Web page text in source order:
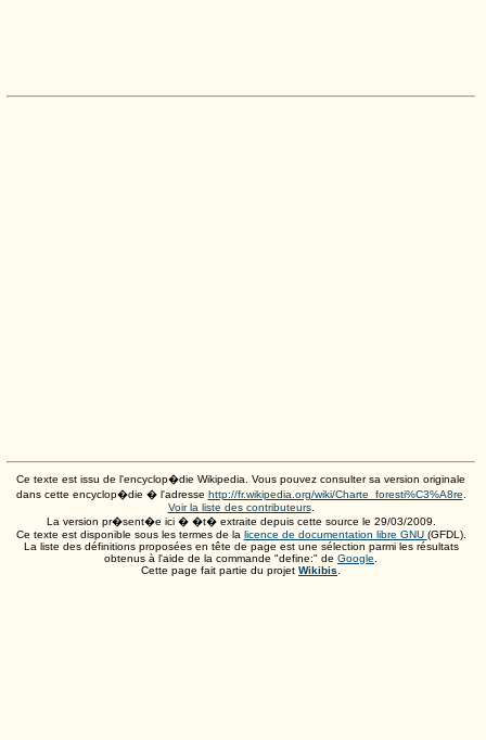
Ce texte est issu de l'encyclop�die Wikipedia. Vous pouvez consulter sa version originale
dans cette encyclop�die � l'adresse http://fr.wikipedia.org/wiki/Charte_foresti%C3%A8re
Voir la liste des contributeurs.
La version pr�sent�e ici � �t� extraite depuis cette source le 29/03/2009
Ce texte est disponible sous les termes de la licence de documentation libre GNU (GFDL).
La liste des définitions proposées en tête de page est une sélection parmi les résultats
obtenus à l'aide de la commande "define:" de Google
Cette page fait partie du projet Wikibis